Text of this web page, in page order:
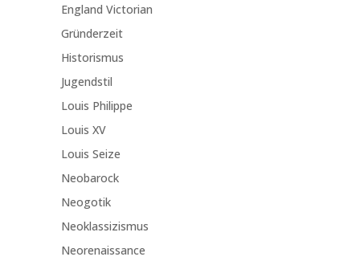
England Victorian
Gründerzeit
Historismus
Jugendstil
Louis Philippe
Louis XV
Louis Seize
Neobarock
Neogotik
Neoklassizismus
Neorenaissance